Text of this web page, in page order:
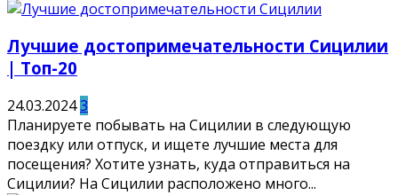
Лучшие достопримечательности Сицилии
| Топ-20
24.03.20243
Планируете побывать на Сицилии в следующую
поездку или отпуск, и ищете лучшие места для
посещения? Хотите узнать, куда отправиться на
Сицилии? На Сицилии расположено много...